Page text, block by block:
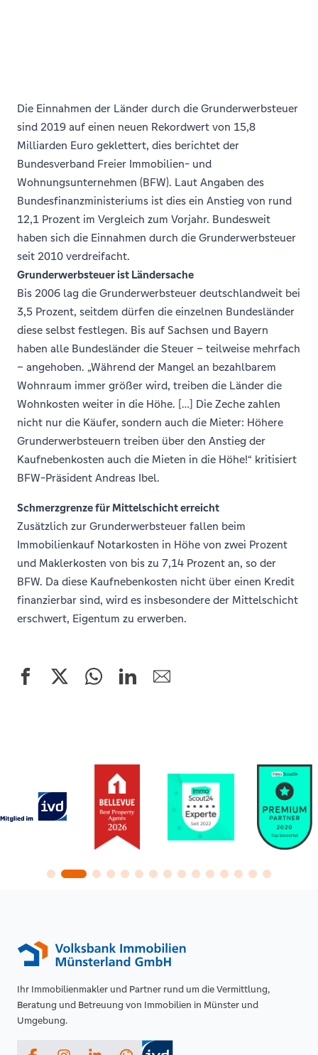
Die Einnahmen der Länder durch die Grunderwerbsteuer
sind 2019 auf einen neuen Rekordwert von 15,8
Milliarden Euro geklettert, dies berichtet der
Bundesverband Freier Immobilien- und
Wohnungsunternehmen (BFW). Laut Angaben des
Bundesfinanzministeriums ist dies ein Anstieg von rund
12,1 Prozent im Vergleich zum Vorjahr. Bundesweit
haben sich die Einnahmen durch die Grunderwerbsteuer
seit 2010 verdreifacht.
Grunderwerbsteuer ist Ländersache
Bis 2006 lag die Grunderwerbsteuer deutschlandweit bei
3,5 Prozent, seitdem dürfen die einzelnen Bundesländer
diese selbst festlegen. Bis auf Sachsen und Bayern
haben alle Bundesländer die Steuer – teilweise mehrfach
– angehoben. „Während der Mangel an bezahlbarem
Wohnraum immer größer wird, treiben die Länder die
Wohnkosten weiter in die Höhe. […] Die Zeche zahlen
nicht nur die Käufer, sondern auch die Mieter: Höhere
Grunderwerbsteuern treiben über den Anstieg der
Kaufnebenkosten auch die Mieten in die Höhe!“ kritisiert
BFW-Präsident Andreas Ibel.
Schmerzgrenze für Mittelschicht erreicht
Zusätzlich zur Grunderwerbsteuer fallen beim
Immobilienkauf Notarkosten in Höhe von zwei Prozent
und Maklerkosten von bis zu 7,14 Prozent an, so der
BFW. Da diese Kaufnebenkosten nicht über einen Kredit
finanzierbar sind, wird es insbesondere der Mittelschicht
erschwert, Eigentum zu erwerben.
Ihr Immobilienmakler und Partner rund um die Vermittlung,
Beratung und Betreuung von Immobilien in Münster und
Umgebung.